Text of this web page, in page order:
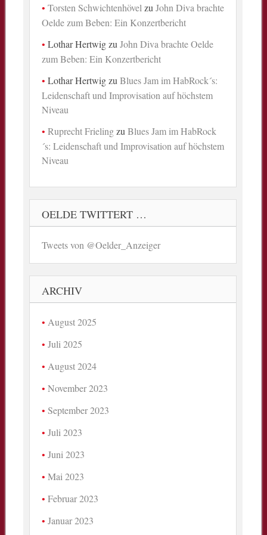
Torsten Schwichtenhövel zuJohn Diva brachte
Oelde zum Beben: Ein Konzertbericht
Lothar HertwigzuJohn Diva brachte Oelde
zum Beben: Ein Konzertbericht
Lothar HertwigzuBlues Jam im HabRock´s:
Leidenschaft und Improvisation auf höchstem
Niveau
Ruprecht FrielingzuBlues Jam im HabRock
´s: Leidenschaft und Improvisation auf höchstem
Niveau
OELDE TWITTERT …
Tweets von @Oelder_Anzeiger
ARCHIV
August 2025
Juli 2025
August 2024
November 2023
September 2023
Juli 2023
Juni 2023
Mai 2023
Februar 2023
Januar 2023